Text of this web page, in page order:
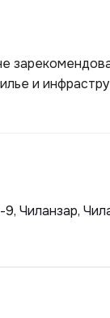
и
в
Чиланзар,